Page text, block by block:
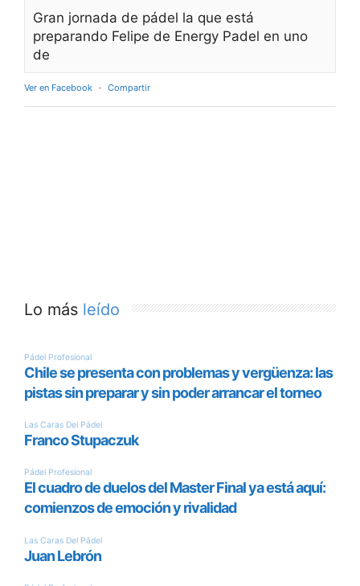
Gran jornada de pádel la que está
preparando Felipe de Energy Padel en uno
de
Ver en Facebook · Compartir
Lo más leído